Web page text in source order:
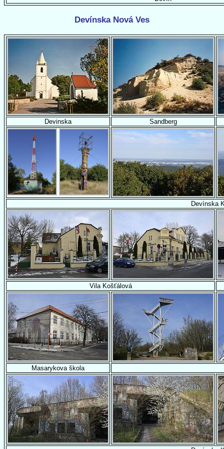
Devínska Nová Ves
Devinska Sandberg
Devínska
Vila Košťálová
Masarykova škola